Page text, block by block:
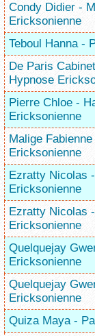
Condy Didier -
Ericksonienne
Teboul Hanna -
De Paris
Hypnose
Pierre Chloe -
Ericksonienne
Malige
Ericksonienne
Ezratty Nicolas
Ericksonienne
Ezratty Nicolas
Ericksonienne
Quelquejay
Ericksonienne
Quelquejay
Ericksonienne
Quiza Maya -